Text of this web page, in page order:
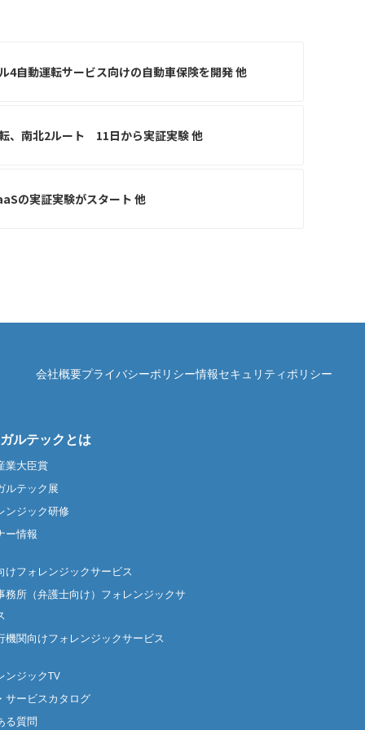
4自動運転サービス向けの自動車保険を開発 他
、南北2ルート 11日から実証実験 他
の実証実験がスタート 他
会社概要プライバシーポリシー情報セキュリティポリシー
ルテックとは
業大臣賞
ルテック展
ンジック研修
ー情報
けフォレンジックサービス
務所（弁護士向け）フォレンジックサ
機関向けフォレンジックサービス
ンジックTV
サービスカタログ
る質問